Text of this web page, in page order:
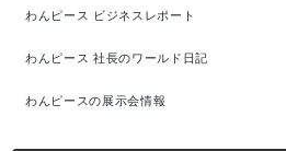
わんピース ビジネスレポート
わんピース 社長のワールド日記
わんピースの展示会情報